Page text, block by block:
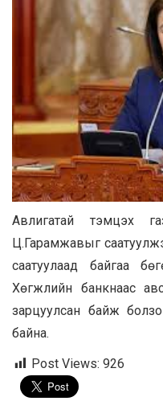
Авлигатай тэмцэх
Ц.Гарамжавыг
саатуулаад байгаа
Хөгжлийн банкнаас
зарцуулсан байж
байна.
Post Views: 926